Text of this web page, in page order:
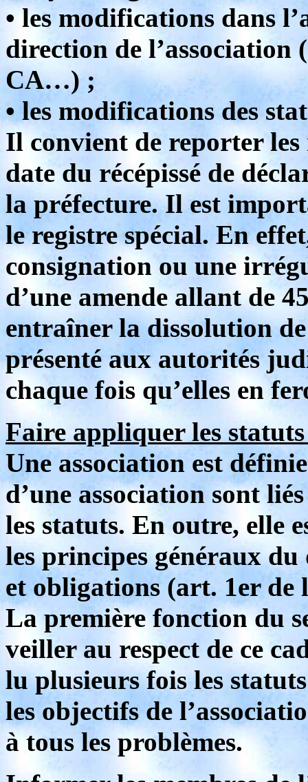
• les modifications dans
direction de l’association
CA…) ;
• les modifications des
Il convient de reporter
date du récépissé de
la préfecture. Il est
le registre spécial. En
consignation ou une
d’une amende allant de
entraîner la dissolution
présenté aux autorités
chaque fois qu’elles en
Faire appliquer les
Une association est
d’une association sont
les statuts. En outre, elle
les principes généraux
et obligations (art. 1er de
La première fonction du
veiller au respect de ce
lu plusieurs fois les
les objectifs de
à tous les problèmes.